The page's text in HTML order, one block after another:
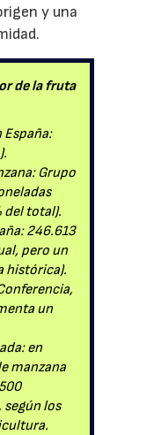
y una
de la fruta
Grupo
del total).
246.613
pero un
histórica).
un
en
manzana
según los